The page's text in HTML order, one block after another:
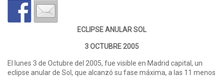
ECLIPSE ANULAR SOL
3 OCTUBRE 2005
El lunes 3 de Octubre del 2005, fue visible en Madrid capital, un
eclipse anular de Sol, que alcanzó su fase máxima, a las 11 menos